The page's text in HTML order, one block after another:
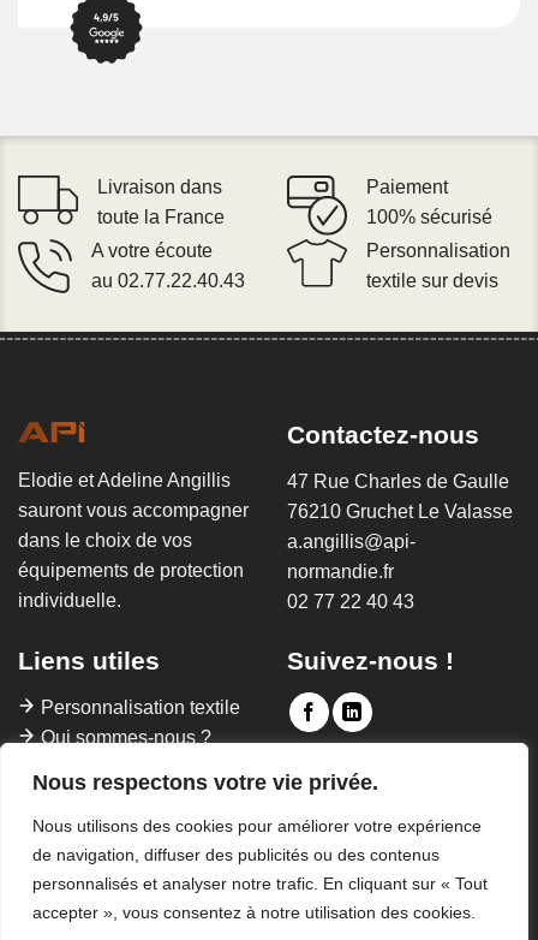
Nous respectons votre vie privée.
Nous utilisons des cookies pour améliorer votre expérience
de navigation, diffuser des publicités ou des contenus
personnalisés et analyser notre trafic. En cliquant sur « Tout
accepter », vous consentez à notre utilisation des cookies.
Livraison dans
toute la France
Paiement
100% sécurisé
A votre écoute
au 02.77.22.40.43
Personnalisation
textile sur devis
Elodie et Adeline Angillis
sauront vous accompagner
dans le choix de vos
équipements de protection
individuelle.
Contactez-nous
47 Rue Charles de Gaulle
76210 Gruchet Le Valasse
a.angillis@api-
normandie.fr
02 77 22 40 43
Liens utiles
Personnalisation textile
Qui sommes-nous ?
Suivez-nous !
Mentions Légales|